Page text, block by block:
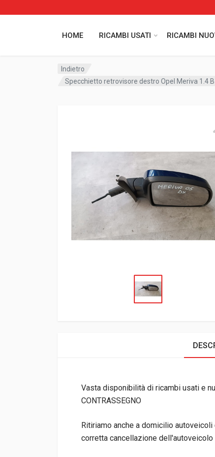
HOME RICAMBI USATI RICAMBI
Indietro
Specchietto retrovisore destro Opel Meriva 1.4
Vasta disponibilità di ricambi usati e
CONTRASSEGNO
Ritiriamo anche a domicilio
corretta cancellazione dell'autoveicolo